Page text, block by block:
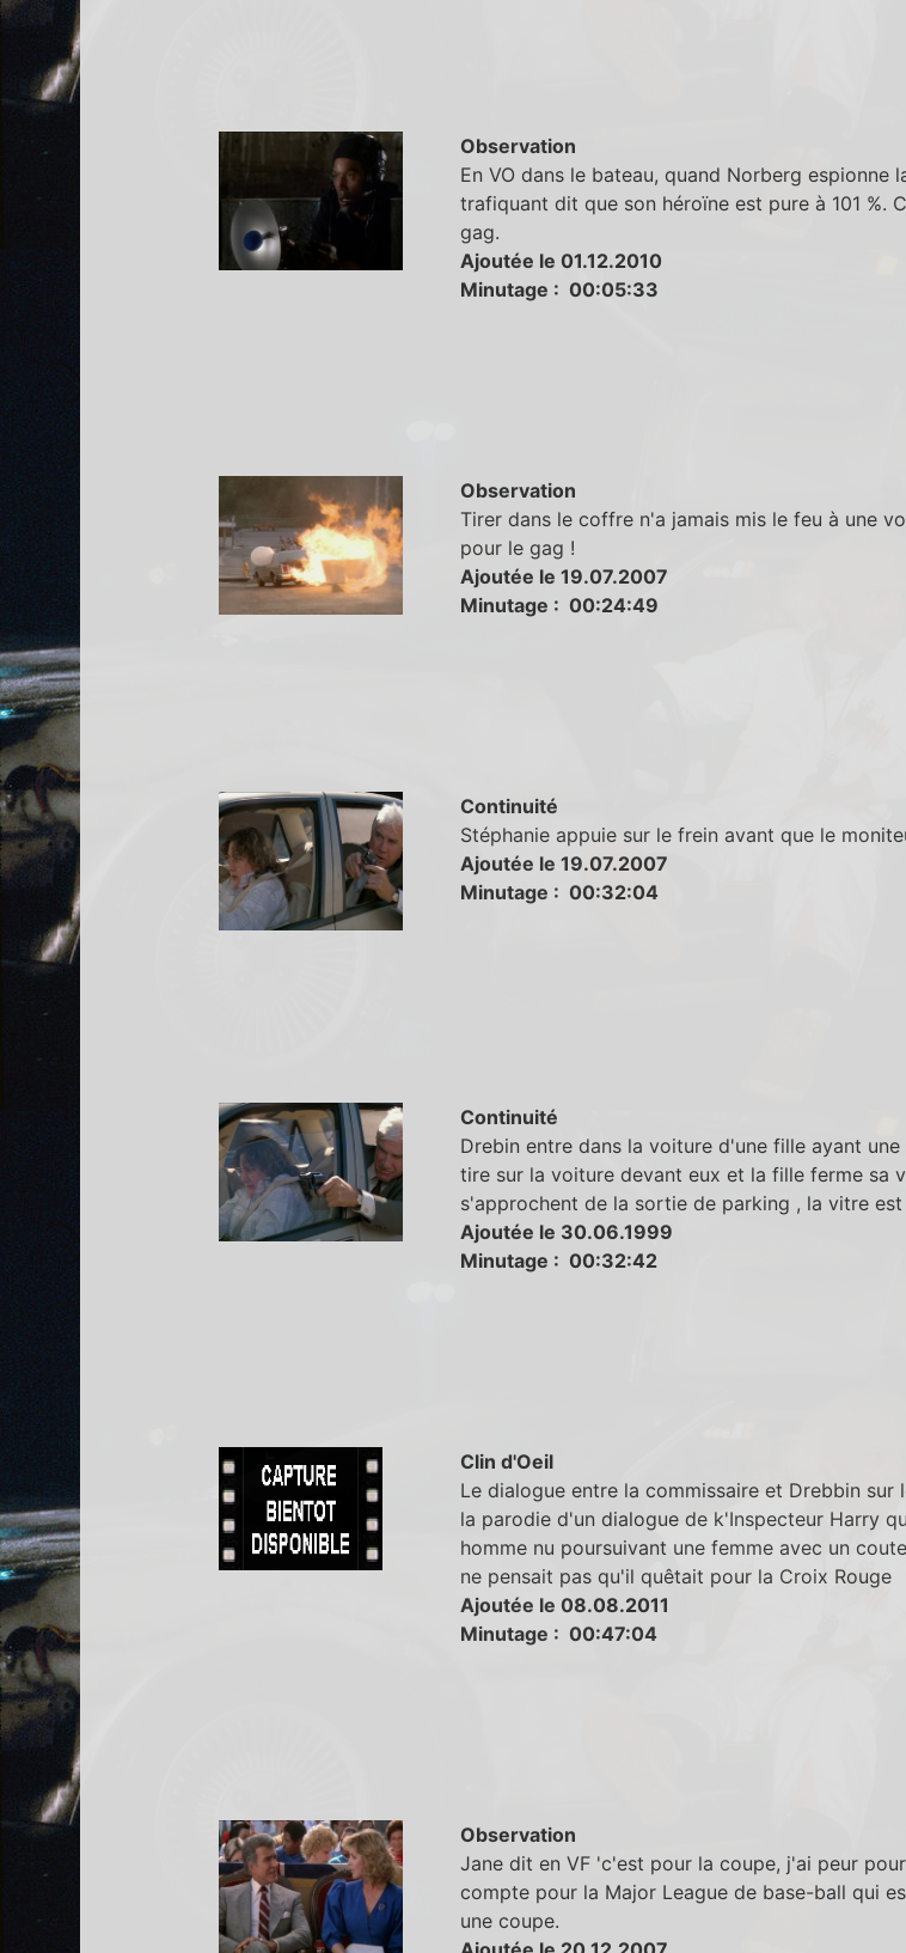
Observation
En VO dans le bateau, quand Norberg espionne
trafiquant dit que son héroïne est pure à 101 %.
gag.
Ajoutée le 01.12.2010
Minutage : 00:05:33
Observation
Tirer dans le coffre n'a jamais mis le feu à une
pour le gag !
Ajoutée le 19.07.2007
Minutage : 00:24:49
Continuité
Stéphanie appuie sur le frein avant que le
Ajoutée le 19.07.2007
Minutage : 00:32:04
Continuité
Drebin entre dans la voiture d'une fille ayant
tire sur la voiture devant eux et la fille ferme sa
s'approchent de la sortie de parking , la vitre
Ajoutée le 30.06.1999
Minutage : 00:32:42
Clin d'Oeil
Le dialogue entre la commissaire et Drebbin
la parodie d'un dialogue de k'Inspecteur Harry
homme nu poursuivant une femme avec un
ne pensait pas qu'il quêtait pour la Croix Rouge
Ajoutée le 08.08.2011
Minutage : 00:47:04
Observation
Jane dit en VF 'c'est pour la coupe, j'ai peur
compte pour la Major League de base-ball qui
une coupe.